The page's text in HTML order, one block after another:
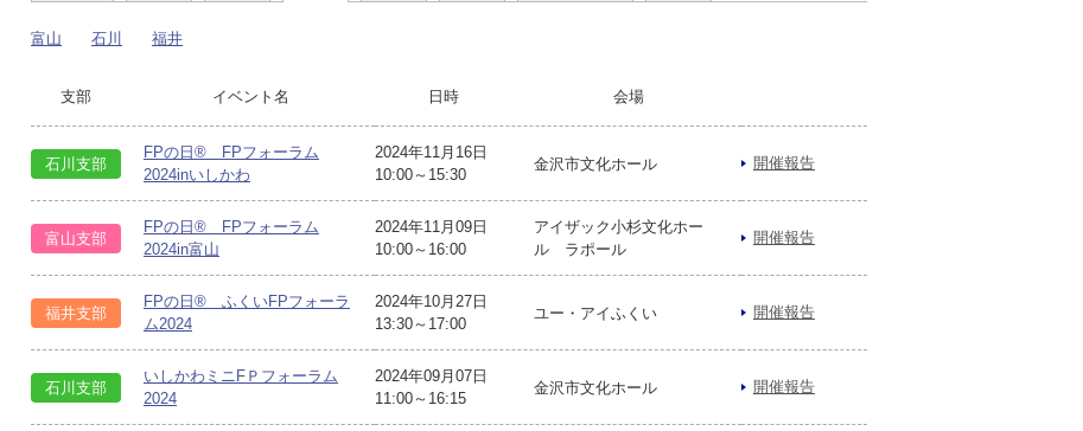
富山 石川 福井
支部 イベント名 日時 会場
石川支部
FPの日® FPフォーラム
2024inいしかわ
2024年11月16日
10:00～15:30
金沢市文化ホール 開催報告
富山支部
FPの日® FPフォーラム
2024in富山
2024年11月09日
10:00～16:00
アイザック小杉文化ホー
ル ラポール
開催報告
福井支部
FPの日® ふくいFPフォーラ
ム2024
2024年10月27日
13:30～17:00
ユー・アイふくい 開催報告
石川支部
いしかわミニFＰフォーラム
2024
2024年09月07日
11:00～16:15
金沢市文化ホール 開催報告